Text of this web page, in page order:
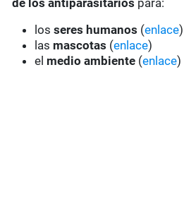
de los antiparasitarios para:
losseres humanos (enlace)
las mascotas (enlace)
el medio ambiente (enlace)